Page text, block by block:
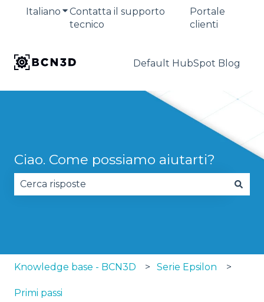
Italiano Mostra sottomenu per le traduzioni
Contatta il supporto
tecnico
Portale
clienti
Default HubSpot Blog
Ciao. Come possiamo aiutarti?
Knowledge base - BCN3D Serie Epsilon
Primi passi